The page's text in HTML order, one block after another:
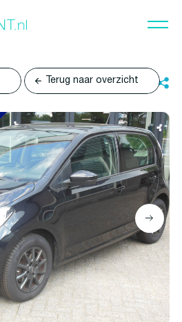
Terug naar overzicht